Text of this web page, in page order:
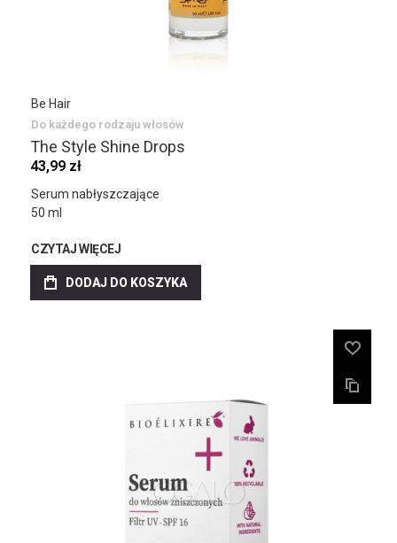
Be Hair
Do każdego rodzaju włosów
The Style Shine Drops
43,99 zł
Serum nabłyszczające
50 ml
CZYTAJ WIĘCEJ
DODAJ DO KOSZYKA